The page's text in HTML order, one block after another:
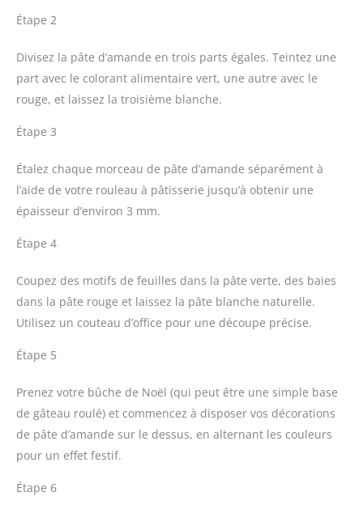
Étape 2
Divisez la pâte d’amande en trois parts égales. Teintez une
part avec le colorant alimentaire vert, une autre avec le
rouge, et laissez la troisième blanche.
Étape 3
Étalez chaque morceau de pâte d’amande séparément à
l’aide de votre rouleau à pâtisserie jusqu’à obtenir une
épaisseur d’environ 3 mm.
Étape 4
Coupez des motifs de feuilles dans la pâte verte, des baies
dans la pâte rouge et laissez la pâte blanche naturelle.
Utilisez un couteau d’office pour une découpe précise.
Étape 5
Prenez votre bûche de Noël (qui peut être une simple base
de gâteau roulé) et commencez à disposer vos décorations
de pâte d’amande sur le dessus, en alternant les couleurs
pour un effet festif.
Étape 6